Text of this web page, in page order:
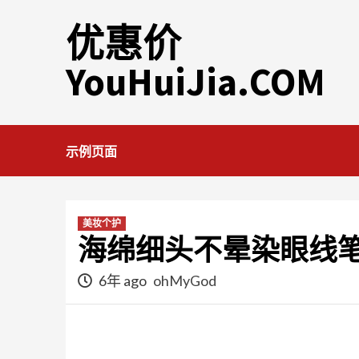
优惠价
YouHuiJia.COM
示例页面
美妆个护
海绵细头不晕染眼线
6年 ago ohMyGod